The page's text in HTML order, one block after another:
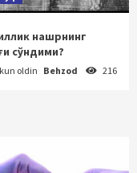
нашрнинг
сўндими?
oldin Behzod 216